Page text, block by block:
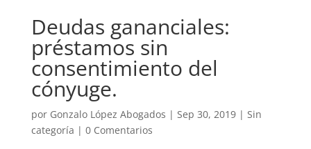
Deudas gananciales:
préstamos sin
consentimiento del
cónyuge.
por Gonzalo López Abogados | Sep 30, 2019| Sin
categoría | 0 Comentarios